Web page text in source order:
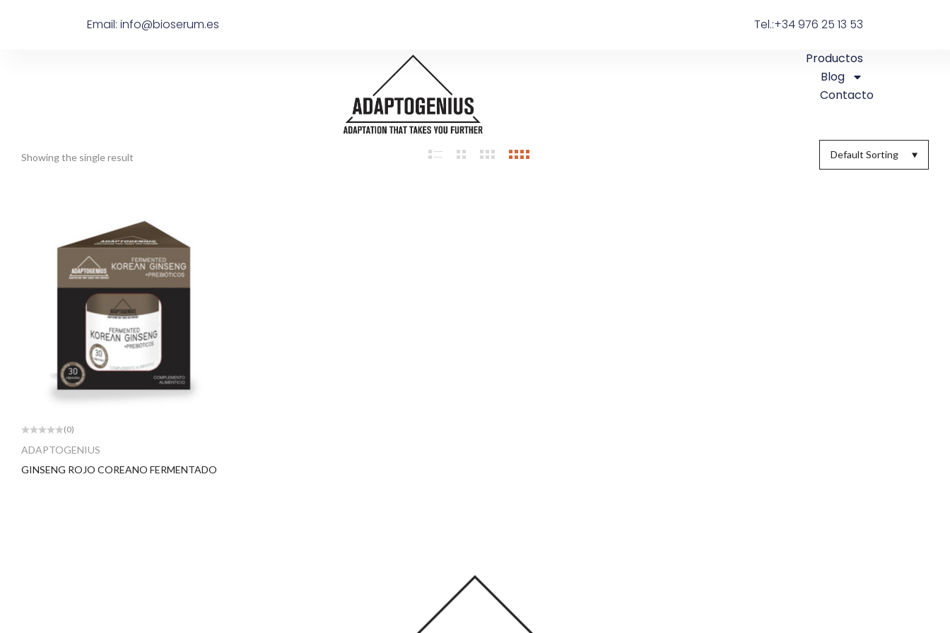
Email: info@bioserum.es Tel.:+34 976 25 13 53
Productos
Blog
Contacto
Showing the single result Default Sorting
(0)
ADAPTOGENIUS
GINSENG ROJO COREANO FERMENTADO